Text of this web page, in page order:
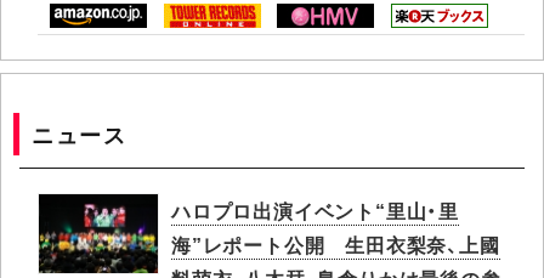
ニュース
ハロプロ出演イベント“里山・里
海”レポート公開 生田衣梨奈、上國